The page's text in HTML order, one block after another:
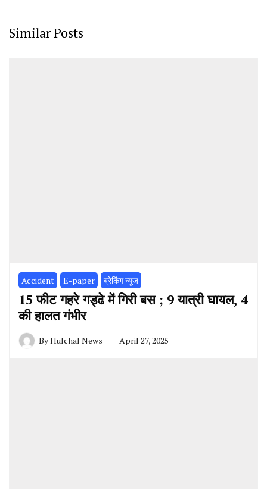
Similar Posts
Accident E-paper ब्रेकिंग न्यूज़
15 फीट गहरे गड्ढे में गिरी बस ; 9 यात्री घायल, 4
की हालत गंभीर
ByHulchal News April 27, 2025